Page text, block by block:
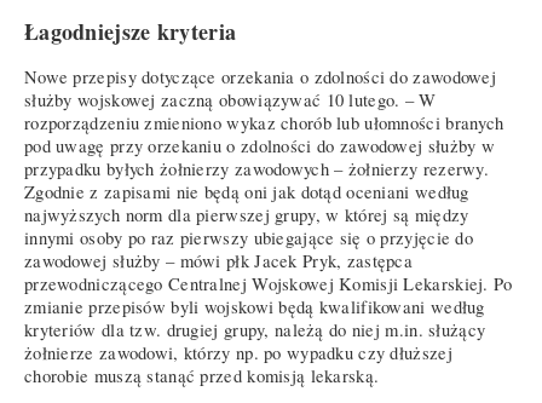
Łagodniejsze kryteria
Nowe przepisy dotyczące orzekania o zdolności do zawodowej
służby wojskowej zaczną obowiązywać 10 lutego. – W
rozporządzeniu zmieniono wykaz chorób lub ułomności branych
pod uwagę przy orzekaniu o zdolności do zawodowej służby w
przypadku byłych żołnierzy zawodowych – żołnierzy rezerwy.
Zgodnie z zapisami nie będą oni jak dotąd oceniani według
najwyższych norm dla pierwszej grupy, w której są między
innymi osoby po raz pierwszy ubiegające się o przyjęcie do
zawodowej służby – mówi płk Jacek Pryk, zastępca
przewodniczącego Centralnej Wojskowej Komisji Lekarskiej. Po
zmianie przepisów byli wojskowi będą kwalifikowani według
kryteriów dla tzw. drugiej grupy, należą do niej m.in. służący
żołnierze zawodowi, którzy np. po wypadku czy dłuższej
chorobie muszą stanąć przed komisją lekarską.